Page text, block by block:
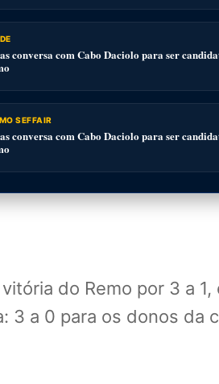
conversa com Cabo Daciolo para ser
SEFFAIR
conversa com Cabo Daciolo para ser
do Remo por 3 a 1,
3 a 0 para os donos da